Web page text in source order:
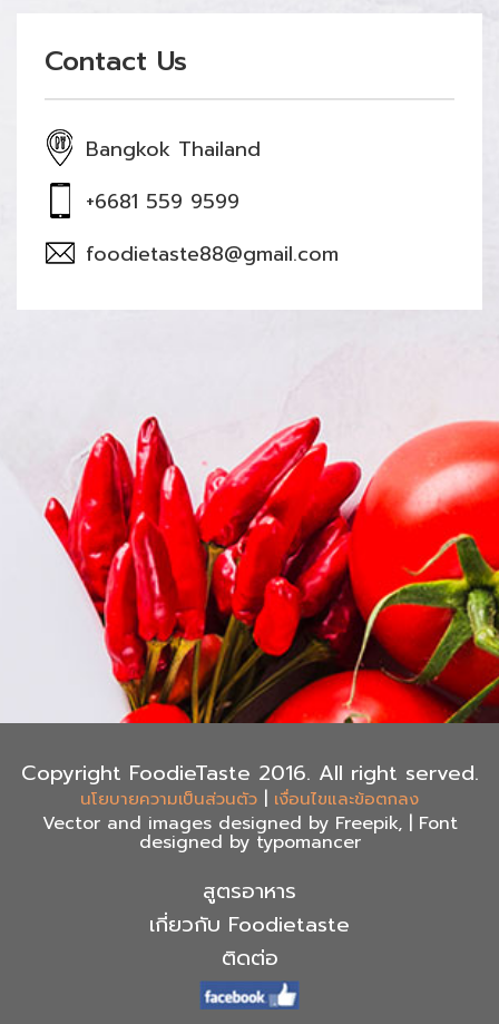
Contact Us
Bangkok Thailand
+6681 559 9599
foodietaste88@gmail.com
Copyright FoodieTaste 2016. All right served.
นโยบายความเป็นส่วนตัว | เงื่อนไขและข้อตกลง
Vector and images designed by Freepik, | Font
designed by typomancer
สูตรอาหาร
เกี่ยวกับ Foodietaste
ติดต่อ